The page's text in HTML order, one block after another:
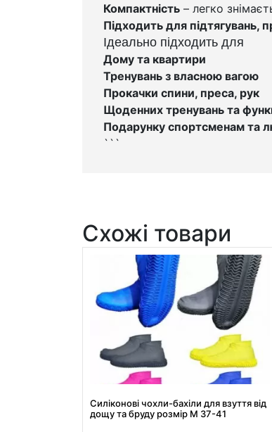
Компактність – легко
Підходить для підтягувань,
Ідеально підходить для
Дому та квартири
Тренувань з власною вагою
Прокачки спини, преса, рук
Щоденних тренувань та
Подарунку спортсменам та
```
Схожі товари
Силіконові чохли-бахіли для взуття від
дощу та бруду розмір M 37-41